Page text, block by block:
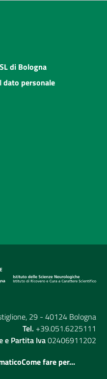
di Bologna
dato personale
29 - 40124 Bologna
Tel. +39.051.6225111
e Partita Iva02406911202
Come fare per...